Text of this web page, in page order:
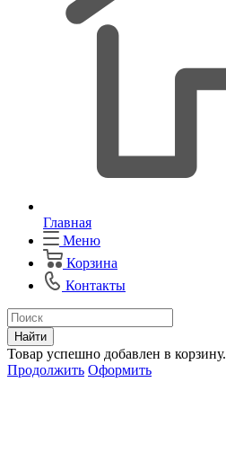
Главная
Меню
Корзина
Контакты
Найти
Товар успешно добавлен в корзину.
Продолжить Оформить